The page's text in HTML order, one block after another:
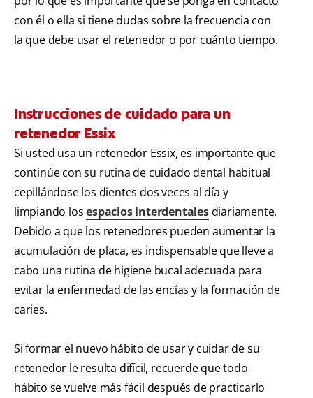
con él o ella si tiene dudas sobre la frecuencia con
la que debe usar el retenedor o por cuánto tiempo.
Instrucciones de cuidado para un
retenedor Essix
Si usted usa un retenedor Essix, es importante que
continúe con su rutina de cuidado dental habitual
cepillándose los dientes dos veces al día y
limpiando losespacios interdentalesdiariamente.
Debido a que los retenedores pueden aumentar la
acumulación de placa, es indispensable que lleve a
cabo una rutina de higiene bucal adecuada para
evitar la enfermedad de las encías y la formación de
caries.
Si formar el nuevo hábito de usar y cuidar de su
retenedor le resulta difícil, recuerde que todo
hábito se vuelve más fácil después de practicarlo